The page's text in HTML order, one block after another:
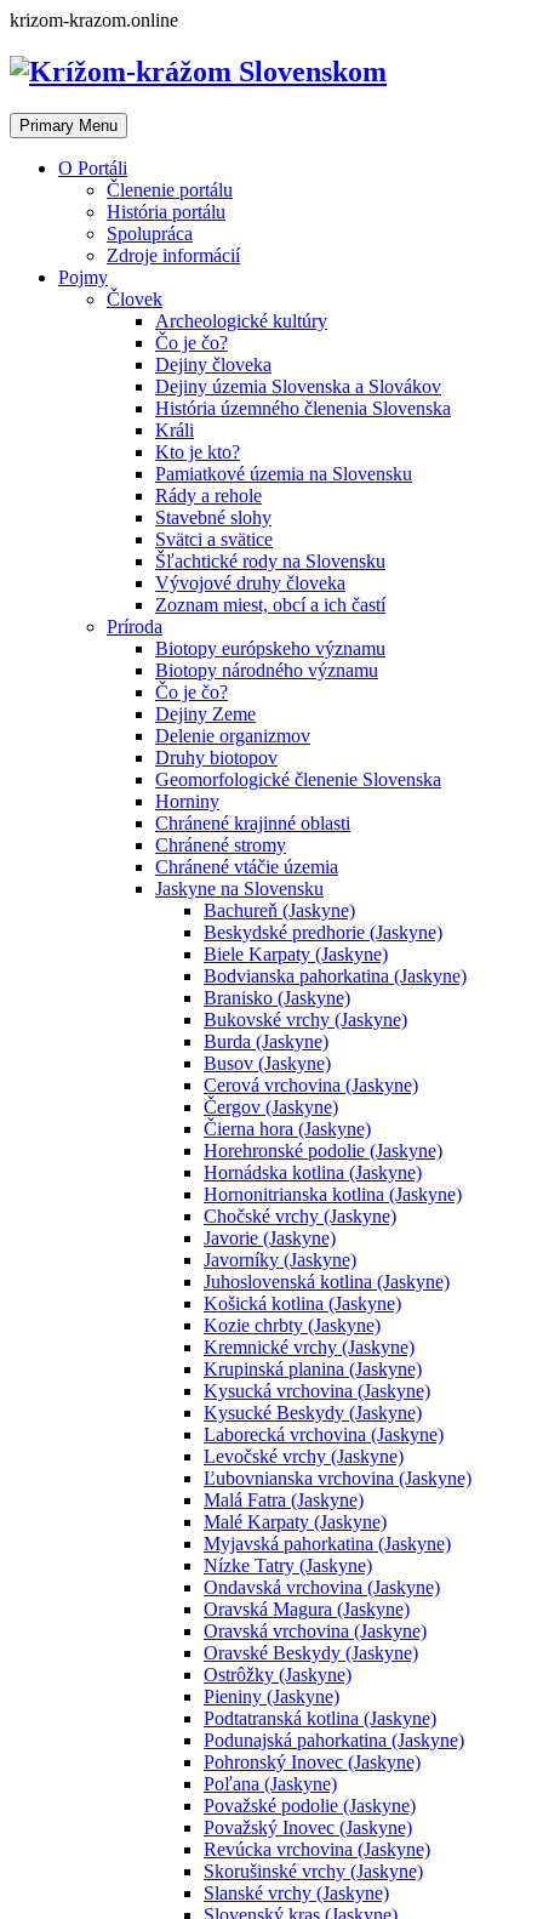
Skip
content
krizom-krazom.online
Primary Menu
O Portáli
Členenie portálu
História portálu
Spolupráca
Zdroje informácií
Pojmy
Človek
Archeologické kultúry
Čo je čo?
Dejiny človeka
Dejiny územia Slovenska a Slovákov
História územného členenia Slovenska
Králi
Kto je kto?
Pamiatkové územia na Slovensku
Rády a rehole
Stavebné slohy
Svätci a svätice
Šľachtické rody na Slovensku
Vývojové druhy človeka
Zoznam miest, obcí a ich častí
Príroda
Biotopy európskeho významu
Biotopy národného významu
Čo je čo?
Dejiny Zeme
Delenie organizmov
Druhy biotopov
Geomorfologické členenie Slovenska
Horniny
Chránené krajinné oblasti
Chránené stromy
Chránené vtáčie územia
Jaskyne na Slovensku
Bachureň (Jaskyne)
Beskydské predhorie (Jaskyne)
Biele Karpaty (Jaskyne)
Bodvianska pahorkatina (Jaskyne)
Branisko (Jaskyne)
Bukovské vrchy (Jaskyne)
Burda (Jaskyne)
Busov (Jaskyne)
Cerová vrchovina (Jaskyne)
Čergov (Jaskyne)
Čierna hora (Jaskyne)
Horehronské podolie (Jaskyne)
Hornádska kotlina (Jaskyne)
Hornonitrianska kotlina (Jaskyne)
Chočské vrchy (Jaskyne)
Javorie (Jaskyne)
Javorníky (Jaskyne)
Juhoslovenská kotlina (Jaskyne)
Košická kotlina (Jaskyne)
Kozie chrbty (Jaskyne)
Kremnické vrchy (Jaskyne)
Krupinská planina (Jaskyne)
Kysucká vrchovina (Jaskyne)
Kysucké Beskydy (Jaskyne)
Laborecká vrchovina (Jaskyne)
Levočské vrchy (Jaskyne)
Ľubovnianska vrchovina (Jaskyne)
Malá Fatra (Jaskyne)
Malé Karpaty (Jaskyne)
Myjavská pahorkatina (Jaskyne)
Nízke Tatry (Jaskyne)
Ondavská vrchovina (Jaskyne)
Oravská Magura (Jaskyne)
Oravská vrchovina (Jaskyne)
Oravské Beskydy (Jaskyne)
Ostrôžky (Jaskyne)
Pieniny (Jaskyne)
Podtatranská kotlina (Jaskyne)
Podunajská pahorkatina (Jaskyne)
Pohronský Inovec (Jaskyne)
Poľana (Jaskyne)
Považské podolie (Jaskyne)
Považský Inovec (Jaskyne)
Revúcka vrchovina (Jaskyne)
Skorušinské vrchy (Jaskyne)
Slanské vrchy (Jaskyne)
Slovenský kras (Jaskyne)